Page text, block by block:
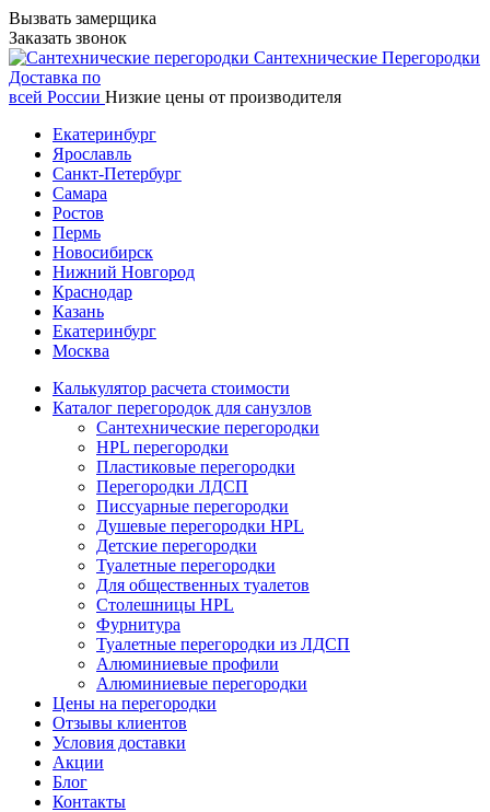
Вызвать замерщика
Заказать звонок
Сантехнические Перегородки
Доставка по
всей России Низкие цены от производителя
Екатеринбург
Ярославль
Санкт-Петербург
Самара
Ростов
Пермь
Новосибирск
Нижний Новгород
Краснодар
Казань
Екатеринбург
Москва
Калькулятор расчета стоимости
Каталог перегородок для санузлов
Сантехнические перегородки
HPL перегородки
Пластиковые перегородки
Перегородки ЛДСП
Писсуарные перегородки
Душевые перегородки HPL
Детские перегородки
Туалетные перегородки
Для общественных туалетов
Столешницы HPL
Фурнитура
Туалетные перегородки из ЛДСП
Алюминиевые профили
Алюминиевые перегородки
Цены на перегородки
Отзывы клиентов
Условия доставки
Акции
Блог
Контакты